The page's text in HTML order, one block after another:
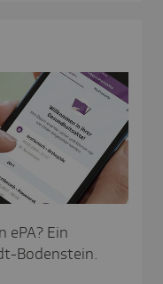
ePA? Ein
Bodenstein.